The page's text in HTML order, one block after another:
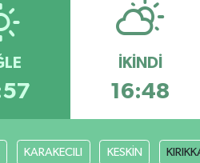
İKINDI
16:48
KARAKECILI KESKİN